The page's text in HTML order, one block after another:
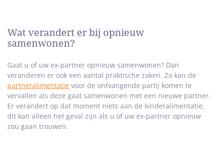
Wat verandert er bij opnieuw
samenwonen?
Gaat u of uw ex-partner opnieuw samenwonen? Dan
veranderen er ook een aantal praktische zaken. Zo kan de
partneralimentatie voor de ontvangende partij komen te
vervallen als deze gaat samenwonen met een nieuwe partner.
Er verandert op dat moment niets aan de kinderalimentatie,
dit kan alleen het geval zijn als u of uw ex-partner opnieuw
zou gaan trouwen.